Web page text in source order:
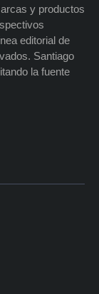
y productos
editorial de
Santiago
la fuente